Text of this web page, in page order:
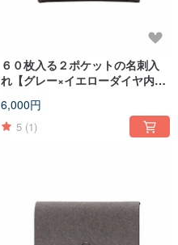
６０枚入る２ポケットの名刺入
れ【グレー×イエローダイヤ内
6,000円
5 (1)